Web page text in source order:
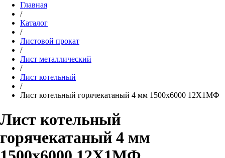
Главная
/
Каталог
/
Листовой прокат
/
Лист металлический
/
Лист котельный
/
Лист котельный горячекатаный 4 мм 1500х6000 12Х1МФ
Лист котельный
горячекатаный 4 мм